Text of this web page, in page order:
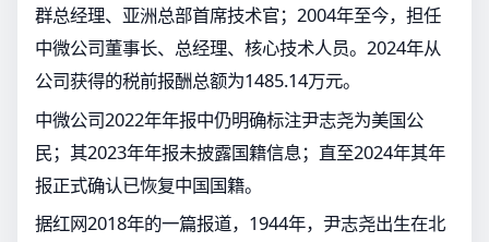
群总经理、亚洲总部首席技术官；2004年至今，担任
中微公司董事长、总经理、核心技术人员。2024年从
公司获得的税前报酬总额为1485.14万元。
中微公司2022年年报中仍明确标注尹志尧为美国公
民；其2023年年报未披露国籍信息；直至2024年其年
报正式确认已恢复中国国籍。
据红网2018年的一篇报道，1944年，尹志尧出生在北